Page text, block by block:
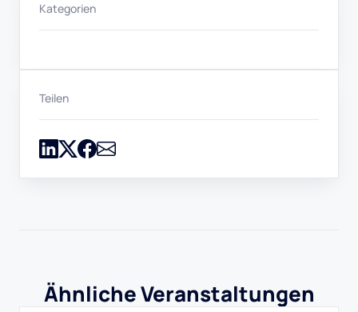
Kategorien
Teilen
Ähnliche Veranstaltungen